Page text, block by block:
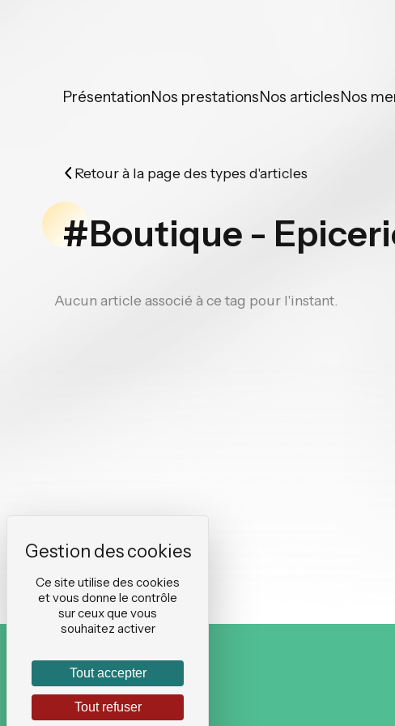
PrésentationNos prestationsNos articlesNos
Retour à la page des types d'articles
#Boutique -
Aucun article associé à ce tag pour l'instant.
Ce site utilise des cookies
et vous donne le contrôle
sur ceux que vous
souhaitez activer
Tout accepter
Tout refuser